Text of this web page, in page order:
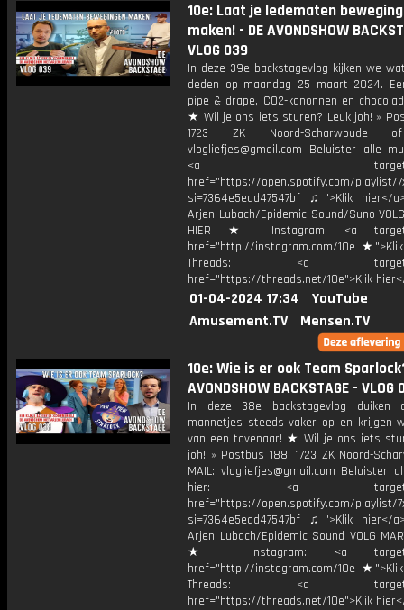
10e: Laat je ledematen
maken! - DE AVONDSHOW
VLOG 039
In deze 39e backstagevlog kijken we
deden op maandag 25 maart 2024.
pipe & drape, CO2-kanonnen en
★ Wil je ons iets sturen? Leuk joh! »
1723 ZK Noord-Scharwoude
vlogliefjes@gmail.com Beluister alle
<a
href="https://open.spotify.com/playlist/
si=7364e5ead47547bf ♫">Klik hier</
Arjen Lubach/Epidemic Sound/Suno
HIER ★ Instagram: <a
href="http://instagram.com/10e
Threads: <a
href="https://threads.net/10e">Klik
01-04-2024 17:34
YouTube
Amusement.TV
Mensen.TV
10e: Wie is er ook Team
AVONDSHOW BACKSTAGE - VLOG
In deze 38e backstagevlog duiken
mannetjes steeds vaker op en krijgen
van een tovenaar! ★ Wil je ons iets
joh! » Postbus 188, 1723 ZK Noord-
MAIL: vlogliefjes@gmail.com Beluister
hier: <a
href="https://open.spotify.com/playlist/
si=7364e5ead47547bf ♫">Klik hier</
Arjen Lubach/Epidemic Sound VOLG
★ Instagram: <a
href="http://instagram.com/10e
Threads: <a
href="https://threads.net/10e">Klik